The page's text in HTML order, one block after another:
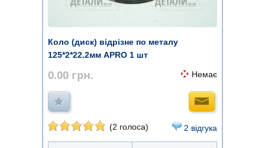
Коло (диск) відрізне по металу
125*2*22.2мм APRO 1 шт
0.00 грн. Немає
(2 голоса) 2 відгука